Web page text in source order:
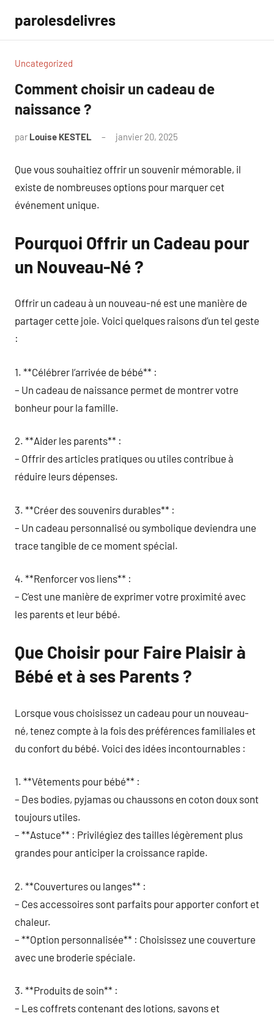
contenu
parolesdelivres
Uncategorized
Comment choisir un cadeau de
naissance ?
par Louise KESTEL janvier 20, 2025
Que vous souhaitiez offrir un souvenir mémorable, il
existe de nombreuses options pour marquer cet
événement unique.
Pourquoi Offrir un Cadeau pour
un Nouveau-Né ?
Offrir un cadeau à un nouveau-né est une manière de
partager cette joie. Voici quelques raisons d’un tel geste
:
1. **Célébrer l’arrivée de bébé** :
– Un cadeau de naissance permet de montrer votre
bonheur pour la famille.
2. **Aider les parents** :
– Offrir des articles pratiques ou utiles contribue à
réduire leurs dépenses.
3. **Créer des souvenirs durables** :
– Un cadeau personnalisé ou symbolique deviendra une
trace tangible de ce moment spécial.
4. **Renforcer vos liens** :
– C’est une manière de exprimer votre proximité avec
les parents et leur bébé.
Que Choisir pour Faire Plaisir à
Bébé et à ses Parents ?
Lorsque vous choisissez un cadeau pour un nouveau-
né, tenez compte à la fois des préférences familiales et
du confort du bébé. Voici des idées incontournables :
1. **Vêtements pour bébé** :
– Des bodies, pyjamas ou chaussons en coton doux sont
toujours utiles.
– **Astuce** : Privilégiez des tailles légèrement plus
grandes pour anticiper la croissance rapide.
2. **Couvertures ou langes** :
– Ces accessoires sont parfaits pour apporter confort et
chaleur.
– **Option personnalisée** : Choisissez une couverture
avec une broderie spéciale.
3. **Produits de soin** :
– Les coffrets contenant des lotions, savons et